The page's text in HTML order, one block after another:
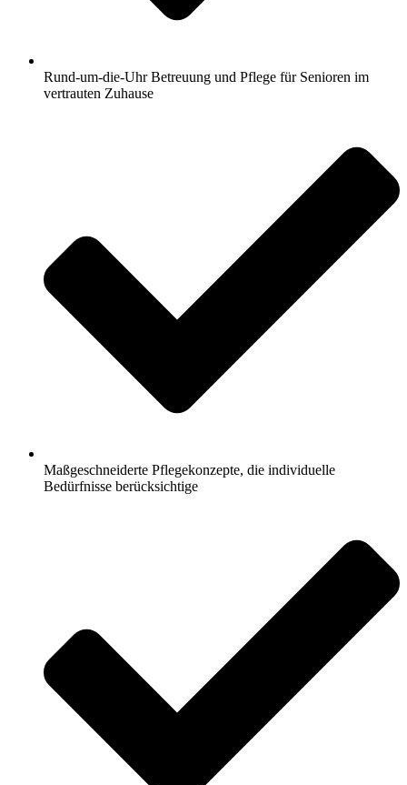
Rund-um-die-Uhr Betreuung und Pflege für Senioren im
vertrauten Zuhause
Maßgeschneiderte Pflegekonzepte, die individuelle
Bedürfnisse berücksichtige